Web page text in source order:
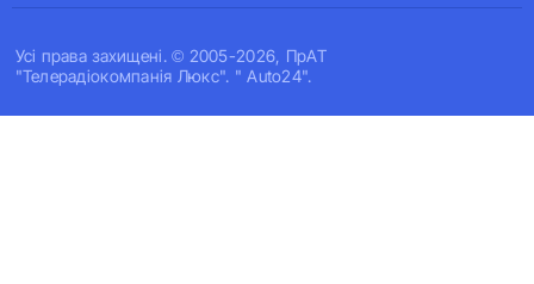
Усi права захищенi. © 2005-2026, ПрАТ
"Телерадіокомпанія Люкс". " Auto24".